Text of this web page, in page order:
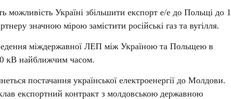
можливість Україні збільшити експорт е/е до Польщі до 1
значною мірою замістити російські газ та вугілля.
міждержавної ЛЕП між Україною та Польщею в
кВ найближчим часом.
постачання української електроенергії до Молдови.
експортний контракт з молдовською державною